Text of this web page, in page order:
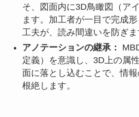
そ、図面内に3D鳥瞰図（ア
ます。加工者が一目で完成
工夫が、読み間違いを防ぎま
アノテーションの継承：
定義）を意識し、3D上の属
面に落とし込むことで、情
根絶します。